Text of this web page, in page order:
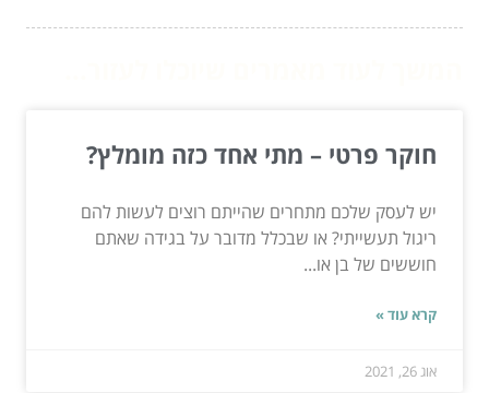
חוקר פרטי – מתי אחד כזה מומלץ?
יש לעסק שלכם מתחרים שהייתם רוצים לעשות להם
ריגול תעשייתי? או שבכלל מדובר על בגידה שאתם
חוששים של בן או...
קרא עוד »
אוג 26, 2021